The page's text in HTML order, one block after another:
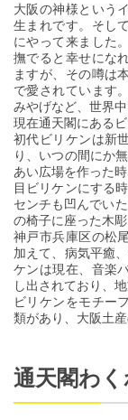
大阪の神様という
生まれです。そし
にやって来ました
撫でると幸せにな
ますが、その噂は
で愛されています
みやげなど、世界
現在通天閣にある
初代ビリケンは新
り、いつの間にか
あい広場を作った
目ビリケンにする
センチも凹んでい
の椅子に座った木
神戸市兵庫区の松
加えて、病気平癒
ケンは現在、音楽
し出されており、
ビリケンをモチー
類があり、大阪土
通天閣わ